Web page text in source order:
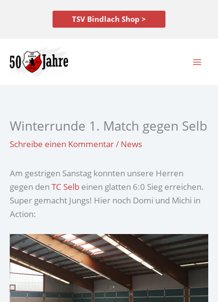
TSV Bindlach Shop >
Winterrunde 1. Match gegen Selb
Schreibe einen Kommentar/ News
Am gestrigen Sanstag konnten unsere Herren
gegen den TC Selb einen glatten 6:0 Sieg erreichen.
Super gemacht Jungs! Hier noch Domi und Michi in
Action: